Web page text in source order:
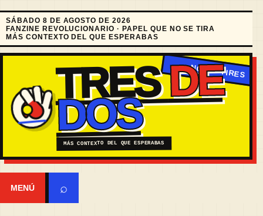
SÁBADO 8 DE AGOSTO DE 2026
FANZINE REVOLUCIONARIO · PAPEL QUE NO SE TIRA
MÁS CONTEXTO DEL QUE ESPERABAS
TRESDE
DOS
MÁS CONTEXTO DEL QUE ESPERABAS
MENÚ ⌕